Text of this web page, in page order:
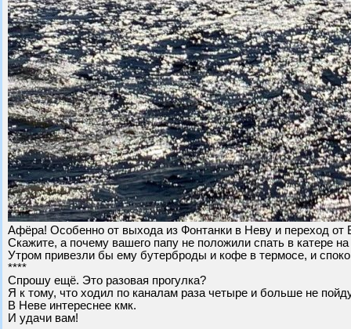
Афёра! Особенно от выхода из Фонтанки в Неву и переход от
Скажите, а почему вашего папу не положили спать в катере
Утром привезли бы ему бутерброды и кофе в термосе, и
****
Спрошу ещё. Это разовая прогулка?
Я к тому, что ходил по каналам раза четыре и больше не
В Неве интереснее кмк.
И удачи вам!